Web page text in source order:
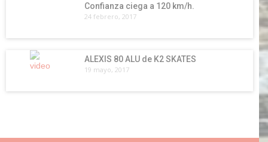
Confianza ciega a 120 km/h.
24 febrero, 2017
ALEXIS 80 ALU de K2 SKATES
19 mayo, 2017